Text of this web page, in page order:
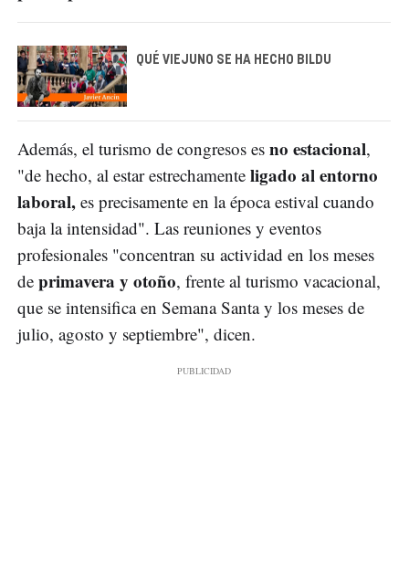
QUÉ VIEJUNO SE HA HECHO BILDU
Además, el turismo de congresos es no estacional,
"de hecho, al estar estrechamente ligado al entorno
laboral, es precisamente en la época estival cuando
baja la intensidad". Las reuniones y eventos
profesionales "concentran su actividad en los meses
de primavera y otoño, frente al turismo vacacional,
que se intensifica en Semana Santa y los meses de
julio, agosto y septiembre", dicen.